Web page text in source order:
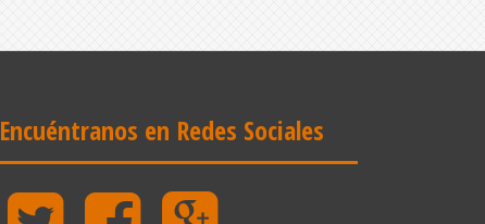
Encuéntranos en Redes Sociales
Twitter Facebook
Google